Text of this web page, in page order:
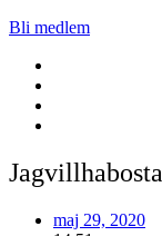
Bli medlem
maj 29, 2020